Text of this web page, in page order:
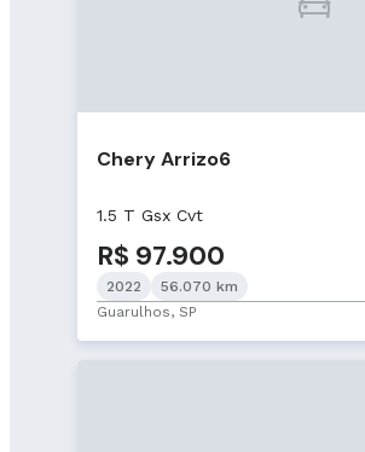
Chery Arrizo6
1.5 T Gsx Cvt
R$ 97.900
2022
56.070 km
Guarulhos, SP